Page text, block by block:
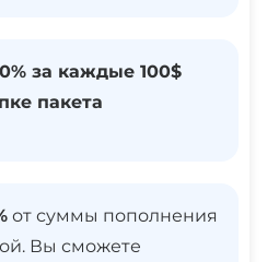
за каждые 100$
пакета
от суммы пополнения
Вы сможете